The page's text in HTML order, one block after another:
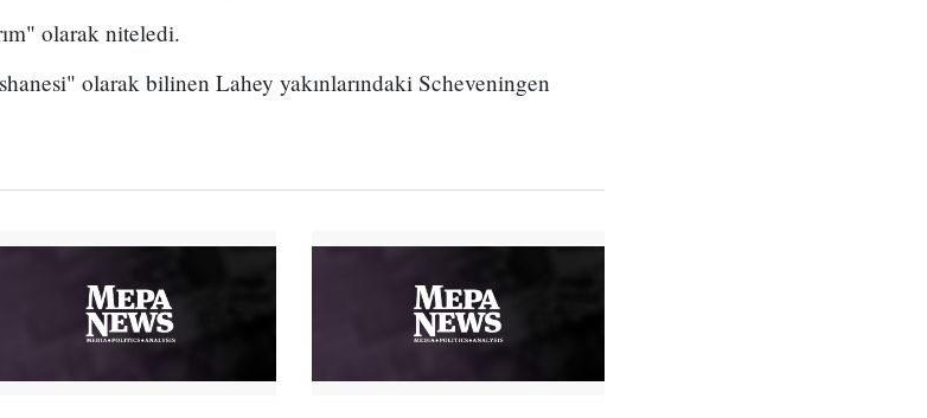
olarak niteledi.
olarak bilinen Lahey yakınlarındaki Scheveningen